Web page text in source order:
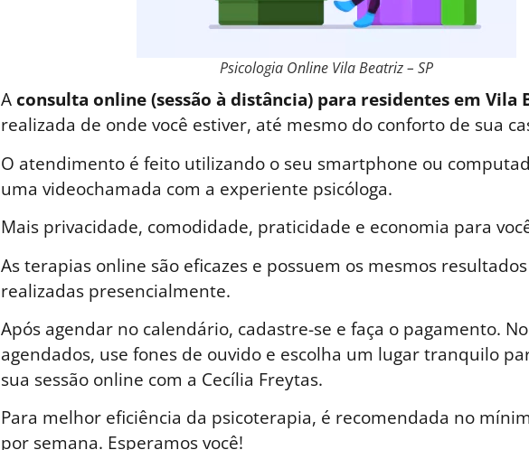
Psicologia Online Vila Beatriz – SP
Aconsulta online (sessão à distância) para residentes em Vila
realizada de onde você estiver, até mesmo do conforto de sua
O atendimento é feito utilizando o seu smartphone ou
uma videochamada com a experiente psicóloga.
Mais privacidade, comodidade, praticidade e economia para
As terapias online são eficazes e possuem os mesmos
realizadas presencialmente.
Após agendar no calendário, cadastre-se e faça o pagamento.
agendados, use fones de ouvido e escolha um lugar tranquilo
sua sessão online com a Cecília Freytas.
Para melhor eficiência da psicoterapia, é recomendada no
por semana. Esperamos você!